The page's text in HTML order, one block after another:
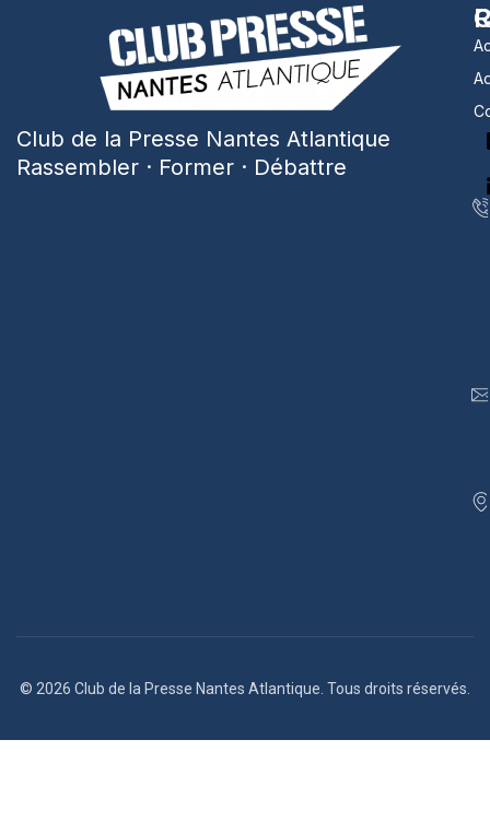
Club de la Presse Nantes Atlantique
Rassembler · Former · Débattre
© 2026 Club de la Presse Nantes Atlantique. Tous droits réservés.